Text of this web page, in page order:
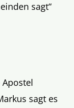
sagt“
sagt es